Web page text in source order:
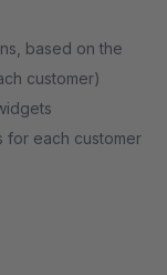
based on the
customer)
for each customer